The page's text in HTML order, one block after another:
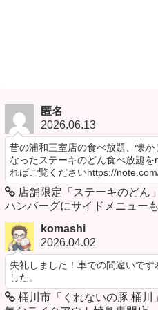
匿名
2026.06.13
昔の浦和三室店の食べ放題、懐か
なったステーキのどん食べ放題
ればご覧くださいhttps://
店舗限定「ステーキのどん
ハンバーグにサイドメニュー
komashi
2026.04.02
失礼しました！車での間違いで
した。
桶川市「くれないの豚 桶川